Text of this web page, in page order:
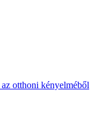
az otthoni kényelméből